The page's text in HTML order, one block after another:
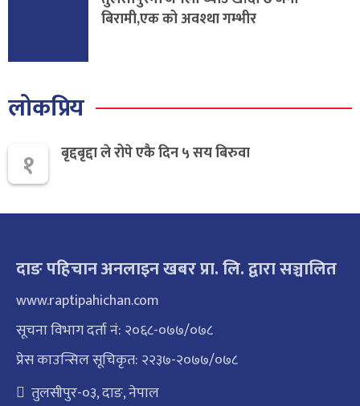
बिरामी,एक को अवश्था गम्भीर
लोकप्रिय
१
बृद्दबृद्दा ले रोपे एकै दिन ५ सय बिरुवा
दाङ पहिचान अनलाइन खबर प्रा. लि. द्वारा सञ्चालित
www.raptipahichan.com
सूचना विभाग दर्ता नं: २०६८-०७७/०७८
प्रेस काउन्सिल सूचिकृत: २२३७-२०७७/०७८
तुलसीपुर-०३, दाङ, नेपाल